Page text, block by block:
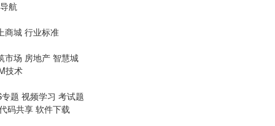
导航
商城 行业标准
市场 房地产 智慧城
技术
题 视频学习 考试题
码共享 软件下载